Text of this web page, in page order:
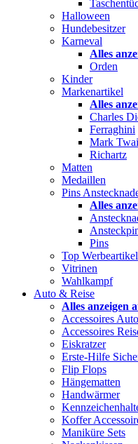
Halloween
Hundebesitzer
Karneval
Alles
Orden
Kinder
Markenartikel
Alles
Charles
Ferraghini
Mark
Richartz
Matten
Medaillen
Pins
Alles
Pins
Top Werbeartikel
Vitrinen
Wahlkampf
Auto & Reise
Alles anzeigen
Accessoires Auto
Accessoires
Eiskratzer
Erste-Hilfe
Flip Flops
Hängematten
Handwärmer
Koffer
Maniküre Sets